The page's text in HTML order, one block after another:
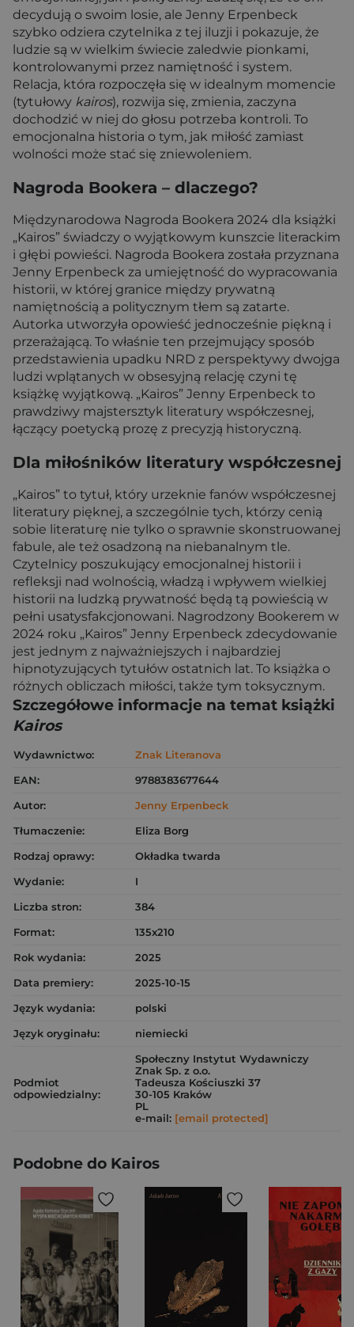
decydują o swoim losie, ale Jenny Erpenbeck
szybko odziera czytelnika z tej iluzji i pokazuje, że
ludzie są w wielkim świecie zaledwie pionkami,
kontrolowanymi przez namiętność i system.
Relacja, która rozpoczęła się w idealnym momencie
(tytułowy kairos), rozwija się, zmienia, zaczyna
dochodzić w niej do głosu potrzeba kontroli. To
emocjonalna historia o tym, jak miłość zamiast
wolności może stać się zniewoleniem.
Nagroda Bookera – dlaczego?
Międzynarodowa Nagroda Bookera 2024 dla książki
„Kairos” świadczy o wyjątkowym kunszcie literackim
i głębi powieści. Nagroda Bookera została przyznana
Jenny Erpenbeck za umiejętność do wypracowania
historii, w której granice między prywatną
namiętnością a politycznym tłem są zatarte.
Autorka utworzyła opowieść jednocześnie piękną i
przerażającą. To właśnie ten przejmujący sposób
przedstawienia upadku NRD z perspektywy dwojga
ludzi wplątanych w obsesyjną relację czyni tę
książkę wyjątkową. „Kairos” Jenny Erpenbeck to
prawdziwy majstersztyk literatury współczesnej,
łączący poetycką prozę z precyzją historyczną.
Dla miłośników literatury współczesnej
„Kairos” to tytuł, który urzeknie fanów współczesnej
literatury pięknej, a szczególnie tych, którzy cenią
sobie literaturę nie tylko o sprawnie skonstruowanej
fabule, ale też osadzoną na niebanalnym tle.
Czytelnicy poszukujący emocjonalnej historii i
refleksji nad wolnością, władzą i wpływem wielkiej
historii na ludzką prywatność będą tą powieścią w
pełni usatysfakcjonowani. Nagrodzony Bookerem w
2024 roku „Kairos” Jenny Erpenbeck zdecydowanie
jest jednym z najważniejszych i najbardziej
hipnotyzujących tytułów ostatnich lat. To książka o
różnych obliczach miłości, także tym toksycznym.
Szczegółowe informacje na temat książki
Kairos
Wydawnictwo:
Znak Literanova
EAN:
9788383677644
Autor:
Jenny Erpenbeck
Tłumaczenie:
Eliza Borg
Rodzaj oprawy:
Okładka twarda
Wydanie:
I
Liczba stron:
384
Format:
135x210
Rok wydania:
2025
Data premiery:
2025-10-15
Język wydania:
polski
Język oryginału:
niemiecki
Podmiot
odpowiedzialny:
Społeczny Instytut Wydawniczy
Znak Sp. z o.o.
Tadeusza Kościuszki 37
30-105 Kraków
PL
e-mail: [email protected]
Podobne do Kairos